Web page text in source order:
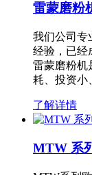
雷蒙磨粉
我们公司专
经验，已经
雷蒙磨粉机
耗、投资小
了解详情
MTW 系